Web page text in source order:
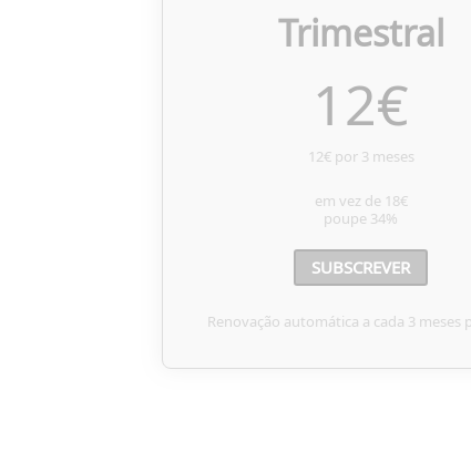
Trimestral
12€
12€ por 3 meses
em vez de 18€
poupe 34%
SUBSCREVER
Renovação automática a cada 3 meses